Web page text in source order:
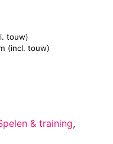
touw)
(incl. touw)
& training,